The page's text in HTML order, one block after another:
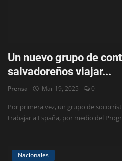
Un nuevo grupo de
salvadoreños viajar...
Prensa Mar 19, 2025 0
Por primera vez, un grupo de
trabajar a España, por medio del
Nacionales